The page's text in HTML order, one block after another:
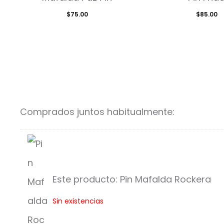
$75.00 $85.00
Comprados juntos habitualmente:
Este producto: Pin Mafalda Rockera
Sin existencias